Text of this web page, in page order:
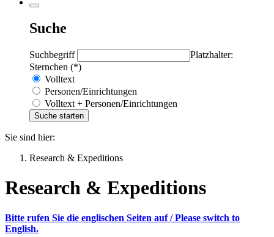
Suche
Suchbegriff
Platzhalter:
Sternchen (*)
Volltext
Personen/Einrichtungen
Volltext + Personen/Einrichtungen
Sie sind hier:
Research & Expeditions
Research & Expeditions
Bitte rufen Sie die englischen Seiten auf /Please switch to
English.